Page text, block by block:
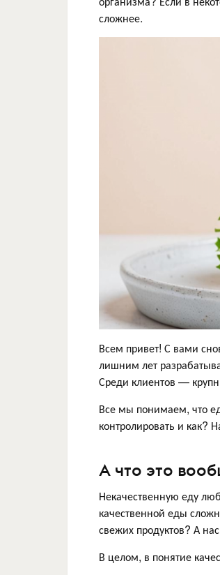
сложнее.
Всем привет! С вами
лишним лет
Среди клиентов —
Все мы понимаем, что
контролировать и
А что это
Некачественную еду
качественной еды
свежих продуктов? А
В целом, в понятие